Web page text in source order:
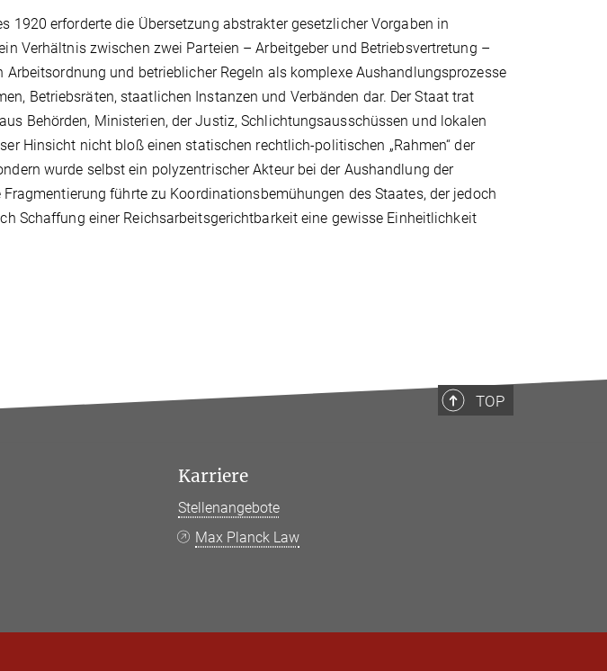
1920 erforderte die Übersetzung abstrakter gesetzlicher Vorgaben in
Verhältnis zwischen zwei Parteien – Arbeitgeber und Betriebsvertretung –
Arbeitsordnung und betrieblicher Regeln als komplexe Aushandlungsprozesse
Betriebsräten, staatlichen Instanzen und Verbänden dar. Der Staat trat
Behörden, Ministerien, der Justiz, Schlichtungsausschüssen und lokalen
Hinsicht nicht bloß einen statischen rechtlich-politischen „Rahmen“ der
wurde selbst ein polyzentrischer Akteur bei der Aushandlung der
führte zu Koordinationsbemühungen des Staates, der jedoch
Schaffung einer Reichsarbeitsgerichtbarkeit eine gewisse Einheitlichkeit
TOP
Karriere
Stellenangebote
Max Planck Law